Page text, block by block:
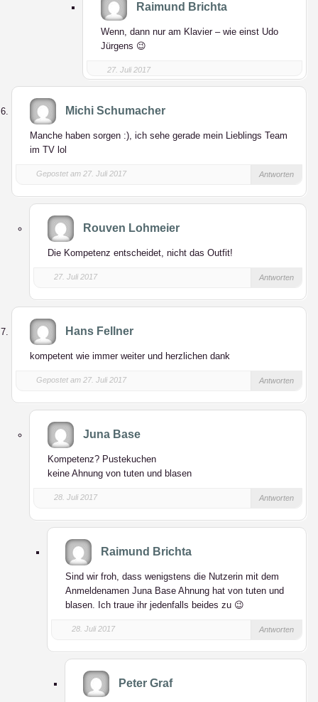
Raimund Brichta
Wenn, dann nur am Klavier – wie einst Udo
Jürgens 😉
27. Juli 2017
Michi Schumacher
Manche haben sorgen :), ich sehe gerade mein Lieblings Team
im TV lol
Gepostet am 27. Juli 2017 Antworten
Rouven Lohmeier
Die Kompetenz entscheidet, nicht das Outfit!
27. Juli 2017 Antworten
Hans Fellner
kompetent wie immer weiter und herzlichen dank
Gepostet am 27. Juli 2017 Antworten
Juna Base
Kompetenz? Pustekuchen
keine Ahnung von tuten und blasen
28. Juli 2017 Antworten
Raimund Brichta
Sind wir froh, dass wenigstens die Nutzerin mit dem
Anmeldenamen Juna Base Ahnung hat von tuten und
blasen. Ich traue ihr jedenfalls beides zu 😉
28. Juli 2017 Antworten
Peter Graf